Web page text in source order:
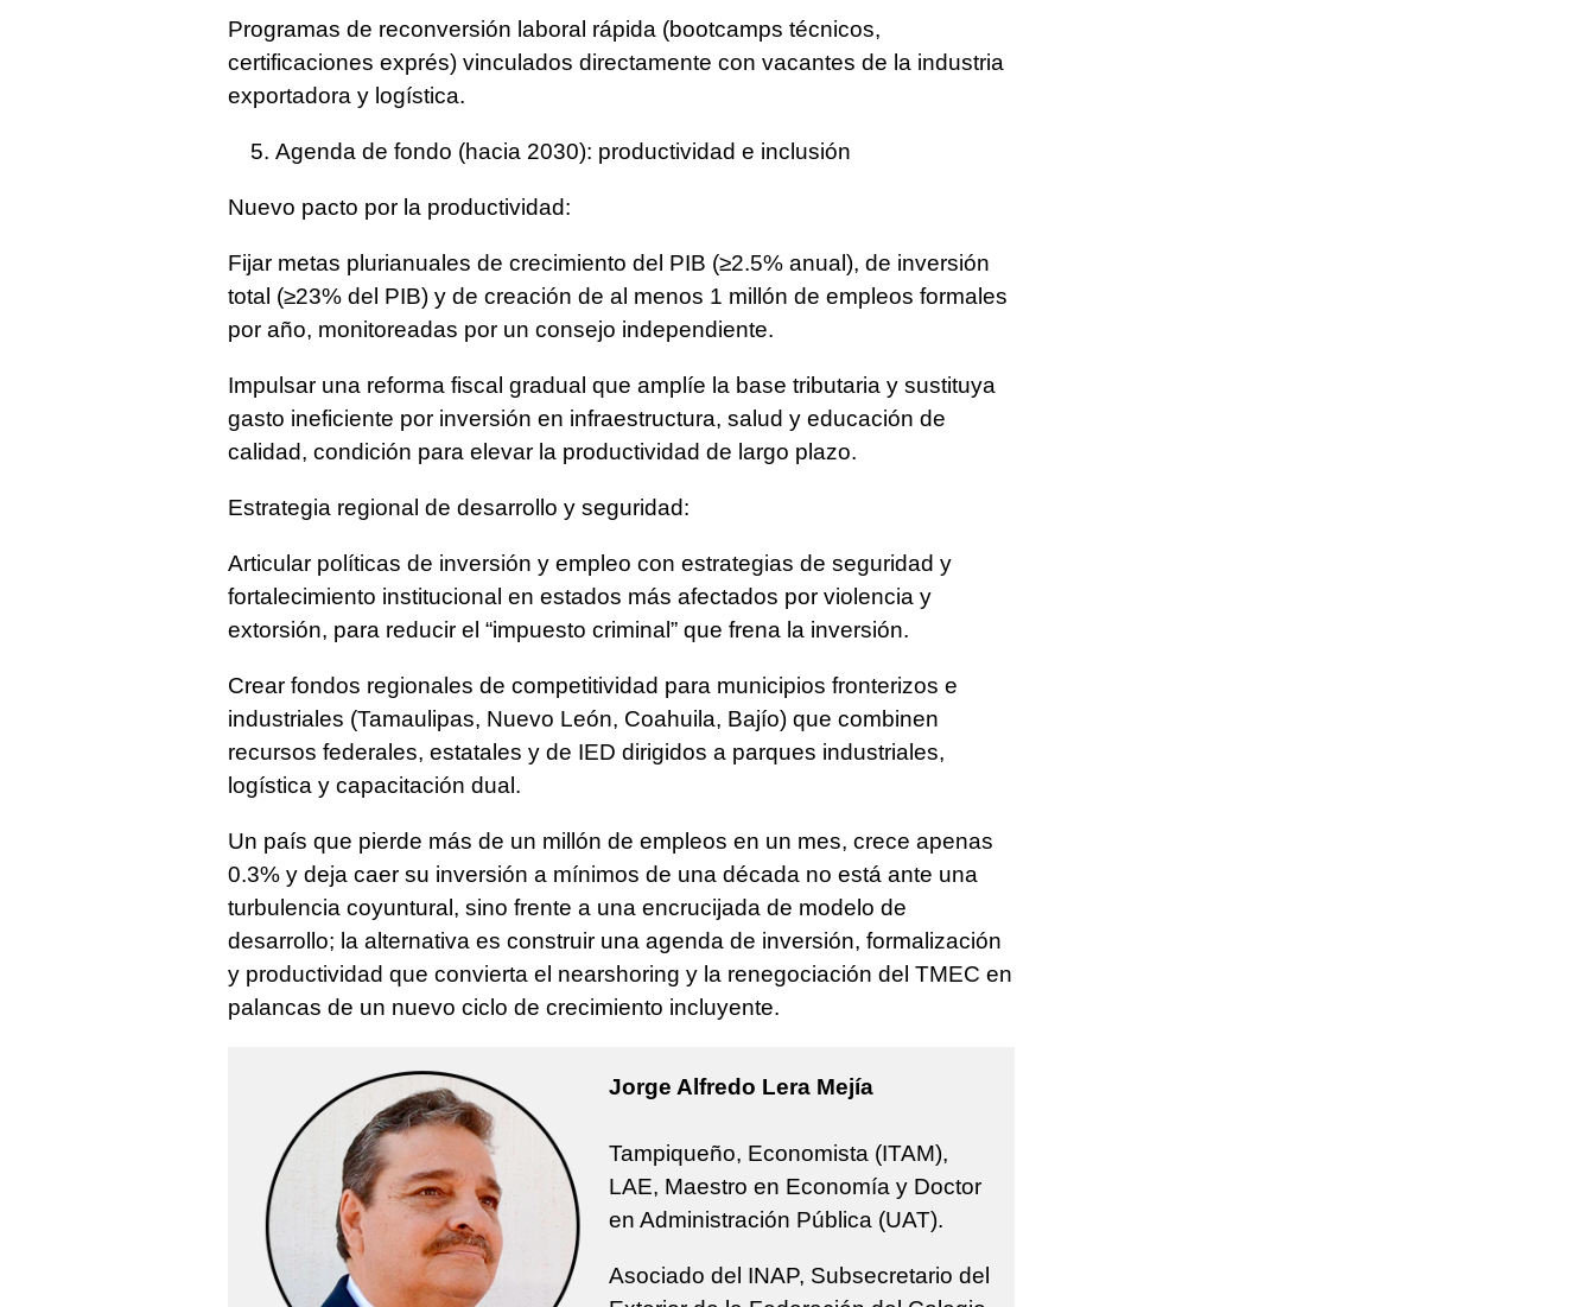
Programas de reconversión laboral rápida (bootcamps técnicos,
certificaciones exprés) vinculados directamente con vacantes de la industria
exportadora y logística.
Agenda de fondo (hacia 2030): productividad e inclusión
Nuevo pacto por la productividad:
Fijar metas plurianuales de crecimiento del PIB (≥2.5% anual), de inversión
total (≥23% del PIB) y de creación de al menos 1 millón de empleos formales
por año, monitoreadas por un consejo independiente.
Impulsar una reforma fiscal gradual que amplíe la base tributaria y sustituya
gasto ineficiente por inversión en infraestructura, salud y educación de
calidad, condición para elevar la productividad de largo plazo.
Estrategia regional de desarrollo y seguridad:
Articular políticas de inversión y empleo con estrategias de seguridad y
fortalecimiento institucional en estados más afectados por violencia y
extorsión, para reducir el “impuesto criminal” que frena la inversión.
Crear fondos regionales de competitividad para municipios fronterizos e
industriales (Tamaulipas, Nuevo León, Coahuila, Bajío) que combinen
recursos federales, estatales y de IED dirigidos a parques industriales,
logística y capacitación dual.
Un país que pierde más de un millón de empleos en un mes, crece apenas
0.3% y deja caer su inversión a mínimos de una década no está ante una
turbulencia coyuntural, sino frente a una encrucijada de modelo de
desarrollo; la alternativa es construir una agenda de inversión, formalización
y productividad que convierta el nearshoring y la renegociación del TMEC en
palancas de un nuevo ciclo de crecimiento incluyente.
Jorge Alfredo Lera Mejía
Tampiqueño, Economista (ITAM),
LAE, Maestro en Economía y Doctor
en Administración Pública (UAT).
Asociado del INAP, Subsecretario del